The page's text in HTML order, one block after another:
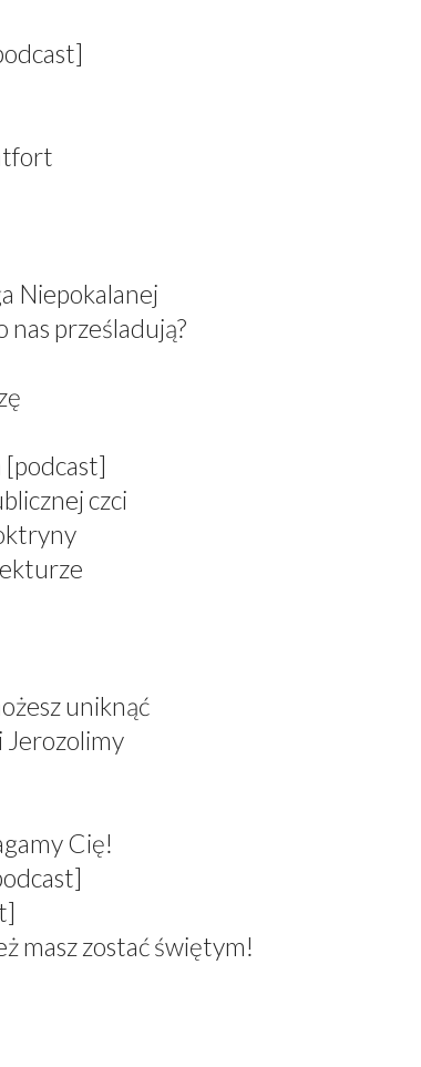
Niepokalanej
nas prześladują?
[podcast]
czci
uniknąć
Jerozolimy
Cię!
masz zostać świętym!